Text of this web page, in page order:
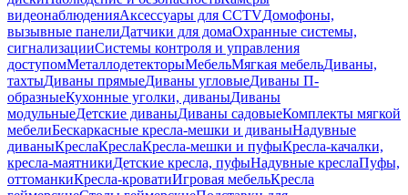
видеонаблюденияАксессуары для CCTVДомофоны,
вызывные панелиДатчики для домаОхранные системы,
сигнализацииСистемы контроля и управления
доступомМеталлодетекторыМебельМягкая мебельДиваны,
тахтыДиваны прямыеДиваны угловыеДиваны П-
образныеКухонные уголки, диваныДиваны
модульныеДетские диваныДиваны садовыеКомплекты мягкой
мебелиБескаркасные кресла-мешки и диваныНадувные
диваныКреслаКреслаКресла-мешки и пуфыКресла-качалки,
кресла-маятникиДетские кресла, пуфыНадувные креслаПуфы,
оттоманкиКресла-кроватиИгровая мебельКресла